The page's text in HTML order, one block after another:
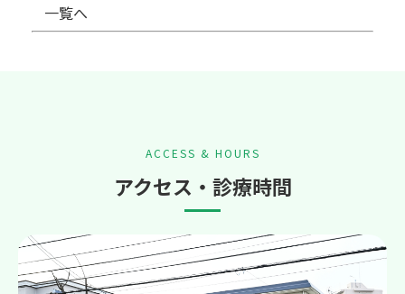
一覧へ
ACCESS & HOURS
アクセス・診療時間